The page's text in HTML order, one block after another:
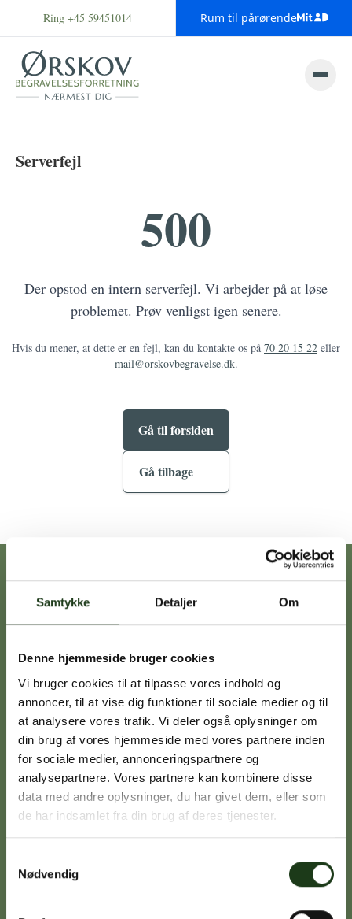
Samtykke Detaljer Om
Denne hjemmeside bruger cookies
Vi bruger cookies til at tilpasse vores indhold og
annoncer, til at vise dig funktioner til sociale medier og til
at analysere vores trafik. Vi deler også oplysninger om
din brug af vores hjemmeside med vores partnere inden
for sociale medier, annonceringspartnere og
analysepartnere. Vores partnere kan kombinere disse
data med andre oplysninger, du har givet dem, eller som
de har indsamlet fra din brug af deres tjenester.
Nødvendig
Ring +45 59451014 Rum til pårørende
Serverfejl
500
Der opstod en intern serverfejl. Vi arbejder på at løse
problemet. Prøv venligst igen senere.
Hvis du mener, at dette er en fejl, kan du kontakte os på 70 20 15 22 eller
mail@orskovbegravelse.dk.
Gå til forsiden
Gå tilbage
Vores afdelinger
Holbæk
59 45 10 14
Signe Vinding
Nykøbing Sj.
59 91 99 77